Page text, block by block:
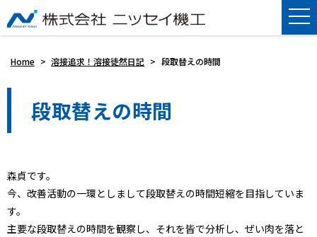
Home > 溶接追求！溶接徒然日記 > 段取替えの時間
段取替えの時間
森貞です。
今、改善活動の一環としまして段取替えの時間短縮を目指していま
す。
主要な段取替えの時間を観察し、それを皆で分析し、ぜい肉を落と